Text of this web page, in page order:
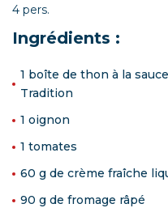
4 pers.
Ingrédients :
1 boîte de thon à la
Tradition
1 oignon
1 tomates
60 g de crème fraîche
90 g de fromage râpé